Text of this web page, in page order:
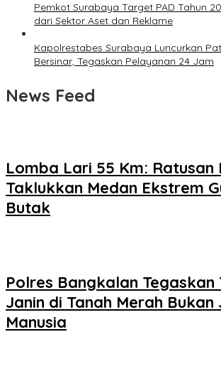
Pemkot Surabaya Target PAD Tahun
dari Sektor Aset dan Reklame
Kapolrestabes Surabaya Luncurkan
Bersinar, Tegaskan Pelayanan 24 Jam
News Feed
Lomba Lari 55 Km: Ratusan
Taklukkan Medan Ekstrem
Butak
Polres Bangkalan Tegaskan
Janin di Tanah Merah Bukan
Manusia